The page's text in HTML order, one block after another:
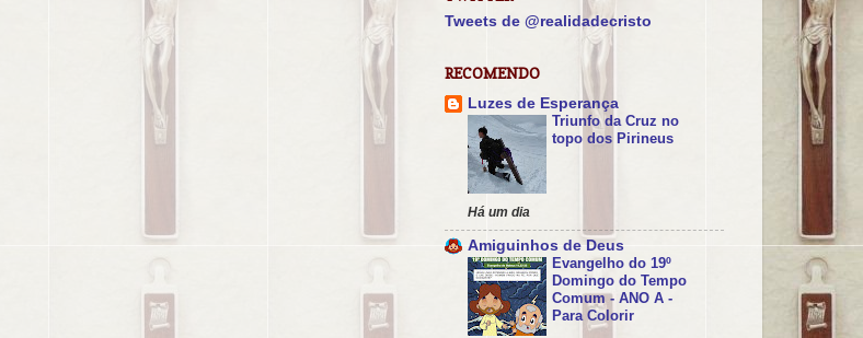
Tweets de @realidadecristo
RECOMENDO
Luzes de Esperança
Triunfo da Cruz no
topo dos Pirineus
Há um dia
Amiguinhos de Deus
Evangelho do 19º
Domingo do Tempo
Comum - ANO A -
Para Colorir